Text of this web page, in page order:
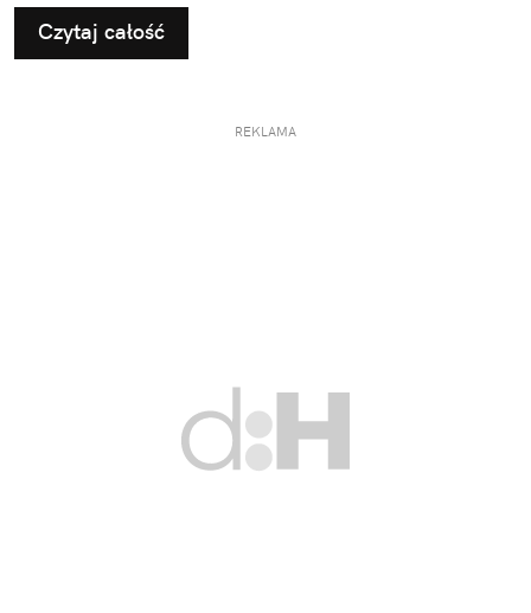
Czytaj całość
REKLAMA